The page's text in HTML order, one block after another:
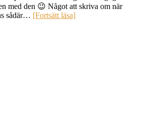
med den 😉 Något att skriva om när
sådär… [Fortsätt läsa]